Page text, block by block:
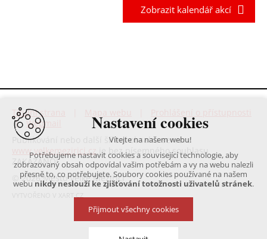
Zobrazit kalendář akcí
Titulní strana
|Webmail
Publikování nebo další šíření obsahu serveru
www.velkemezirici.cz
je bez písemného souhlasu
ZAKÁZÁNO!
© 2026 Město Velké Meziříčí
VYTVOŘENO V XART.CZ
Nastavení cookies
Vítejte na našem webu!
Potřebujeme nastavit cookies a související technologie, aby
zobrazovaný obsah odpovídal vašim potřebám a vy na webu nalezli
přesně to, co potřebujete. Soubory cookies používané na našem
webu nikdy neslouží ke zjišťování totožnosti uživatelů stránek.
Přijmout všechny cookies